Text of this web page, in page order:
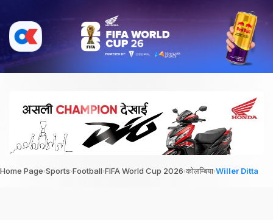
Home Page›Sports›Football›FIFA World Cup 2026›कोलम्बिया›Willer Ditta